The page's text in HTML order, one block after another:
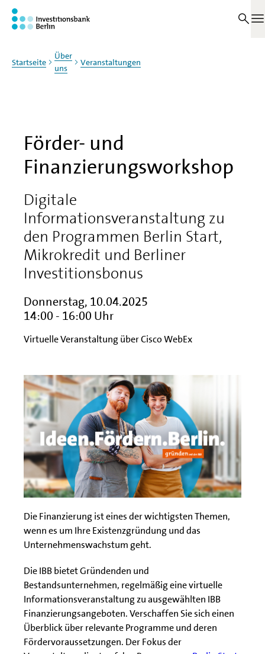
Zum Haupinhalt springen
Startseite
Über
uns
Veranstaltungen
Förder- und
Finanzierungsworkshop
Digitale
Informationsveranstaltung zu
den Programmen Berlin Start,
Mikrokredit und Berliner
Investitionsbonus
Donnerstag, 10.04.2025
14:00 - 16:00 Uhr
Virtuelle Veranstaltung über Cisco WebEx
Die Finanzierung ist eines der wichtigsten Themen,
wenn es um Ihre Existenzgründung und das
Unternehmenswachstum geht.
Die IBB bietet Gründenden und
Bestandsunternehmen, regelmäßig eine virtuelle
Informationsveranstaltung zu ausgewählten IBB
Finanzierungsangeboten. Verschaffen Sie sich einen
Überblick über relevante Programme und deren
Fördervoraussetzungen. Der Fokus der